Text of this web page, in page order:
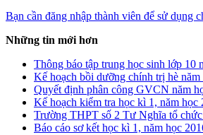
Bạn cần đăng nhập thành viên để sử dụng
Những tin mới hơn
Thông báo tập trung học sinh lớp 10
Kế hoạch bồi dưỡng chính trị hè
Quyết định phân công GVCN năm
Kế hoạch kiểm tra học kì 1, năm học
Trường THPT số 2 Tư Nghĩa tổ
Báo cáo sơ kết học kì 1, năm học